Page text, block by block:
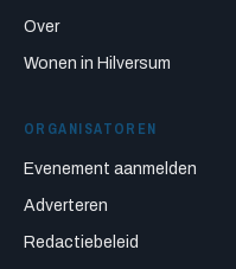
Over
Wonen in Hilversum
ORGANISATOREN
Evenement aanmelden
Adverteren
Redactiebeleid